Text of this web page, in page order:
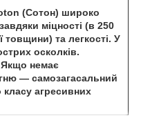
(Сотон) широко
міцності (в 250
товщини) та легкості. У
осколків.
Якщо немає
— самозагасальний
класу агресивних